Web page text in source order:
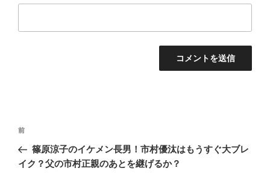
投
ナ
前
の
投
前
篠原涼子のイケメン長男！市村優汰はもうすぐ大ブレ
イク？父の市村正親のあとを継げるか？